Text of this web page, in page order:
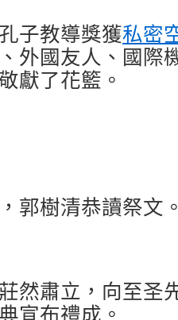
子教導獎獲私密
外國友人、國際
獻了花籃。
郭樹清恭讀祭文
然肅立，向至圣
宣布禮成。